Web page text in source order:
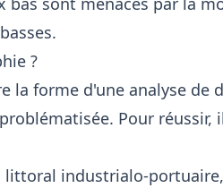
?
la forme d'une analyse de
Pour réussir,
littoral industrialo-